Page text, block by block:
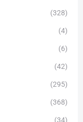
(328)
(4)
(6)
(42)
(295)
(368)
(34)